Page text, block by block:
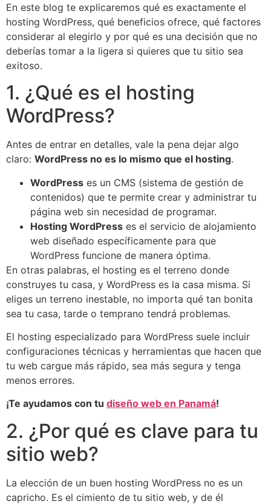
En este blog te explicaremos qué es exactamente el
hosting WordPress, qué beneficios ofrece, qué factores
considerar al elegirlo y por qué es una decisión que no
deberías tomar a la ligera si quieres que tu sitio sea
exitoso.
1. ¿Qué es el hosting
WordPress?
Antes de entrar en detalles, vale la pena dejar algo
claro: WordPress no es lo mismo que el hosting.
WordPress es un CMS (sistema de gestión de
contenidos) que te permite crear y administrar tu
página web sin necesidad de programar.
Hosting WordPress es el servicio de alojamiento
web diseñado específicamente para que
WordPress funcione de manera óptima.
En otras palabras, el hosting es el terreno donde
construyes tu casa, y WordPress es la casa misma. Si
eliges un terreno inestable, no importa qué tan bonita
sea tu casa, tarde o temprano tendrá problemas.
El hosting especializado para WordPress suele incluir
configuraciones técnicas y herramientas que hacen que
tu web cargue más rápido, sea más segura y tenga
menos errores.
¡Te ayudamos con tu diseño web en Panamá!
2. ¿Por qué es clave para tu
sitio web?
La elección de un buen hosting WordPress no es un
capricho. Es el cimiento de tu sitio web, y de él